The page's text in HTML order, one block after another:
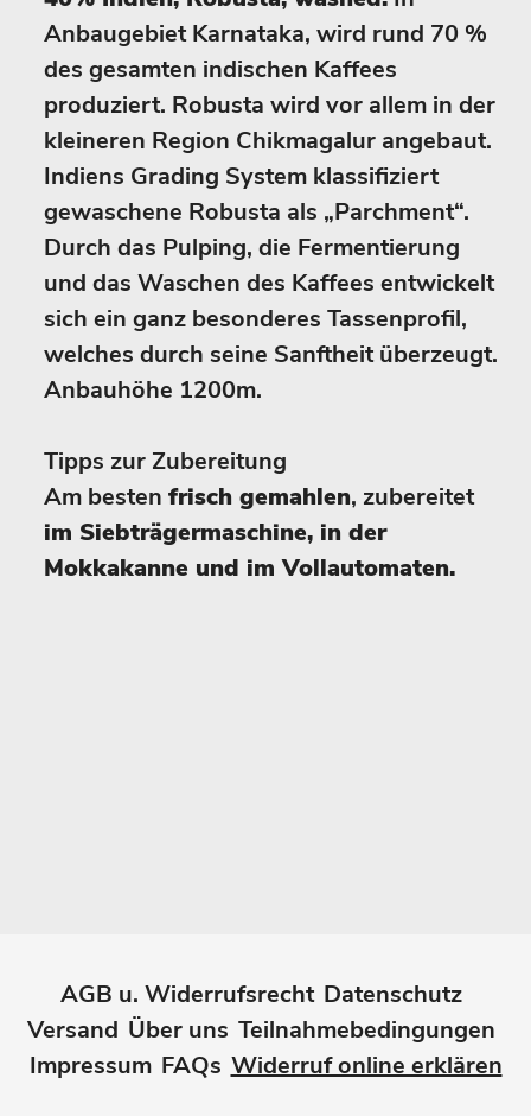
Anbaugebiet Karnataka, wird rund 70 %
des gesamten indischen Kaffees
produziert. Robusta wird vor allem in der
kleineren Region Chikmagalur angebaut.
Indiens Grading System klassifiziert
gewaschene Robusta als „Parchment“.
Durch das Pulping, die Fermentierung
und das Waschen des Kaffees entwickelt
sich ein ganz besonderes Tassenprofil,
welches durch seine Sanftheit überzeugt.
Anbauhöhe 1200m.
Tipps zur Zubereitung
Am besten frisch gemahlen, zubereitet
im Siebträgermaschine, in der
Mokkakanne und im Vollautomaten.
AGB u. Widerrufsrecht Datenschutz
Versand Über uns Teilnahmebedingungen
Impressum FAQs Widerruf online erklären